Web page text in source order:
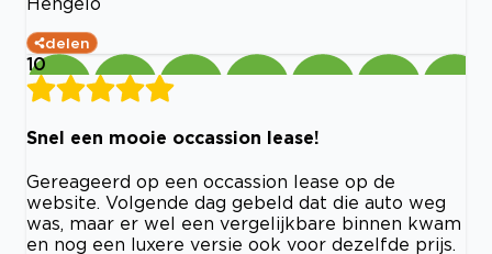
delen
10
Snel een mooie occassion lease!
Gereageerd op een occassion lease op de
website. Volgende dag gebeld dat die auto weg
was, maar er wel een vergelijkbare binnen kwam
en nog een luxere versie ook voor dezelfde prijs.